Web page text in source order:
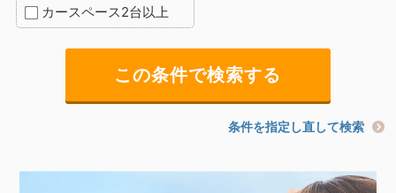
カースペース2台以上
条件を指定し直して検索